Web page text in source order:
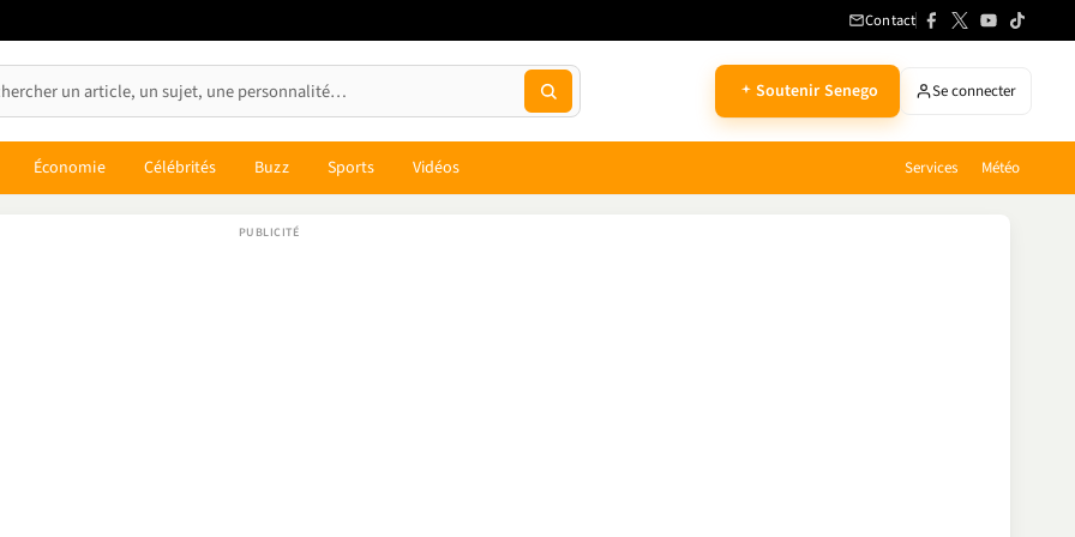
Contact
Soutenir Senego Se connecter
Économie Célébrités Buzz Sports Vidéos Services Météo